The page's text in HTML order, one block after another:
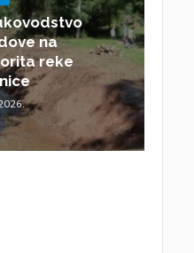
na
reke